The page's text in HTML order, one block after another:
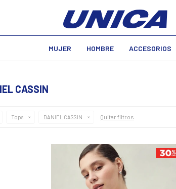
MUJER HOMBRE ACCESORIOS
CASSIN
Tops DANIEL CASSIN Quitar filtros